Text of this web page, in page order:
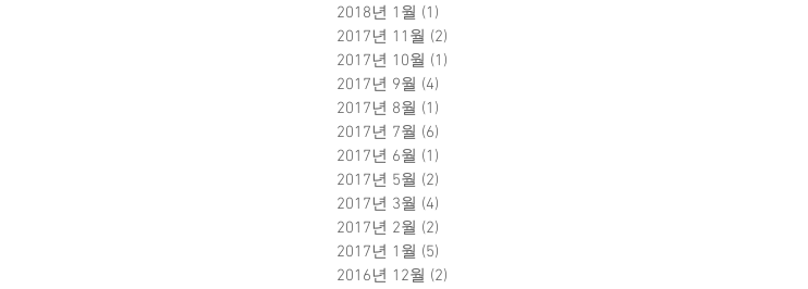
2018년 1월 (1)
2017년 11월 (2)
2017년 10월 (1)
2017년 9월 (4)
2017년 8월 (1)
2017년 7월 (6)
2017년 6월 (1)
2017년 5월 (2)
2017년 3월 (4)
2017년 2월 (2)
2017년 1월 (5)
2016년 12월 (2)